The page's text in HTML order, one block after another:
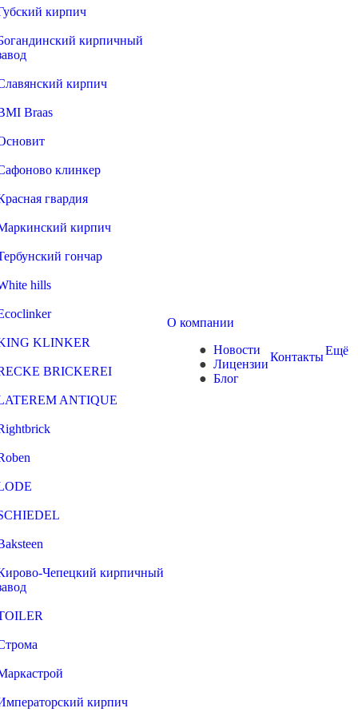
кирпич
кирпичный
кирпич
Braas
клинкер
гвардия
кирпич
гончар
hills
KLINKER
BRICKEREI
ANTIQUE
Чепецкий кирпичный
кирпич
О компании
Новости
Лицензии
Блог
КонтактыЕщё